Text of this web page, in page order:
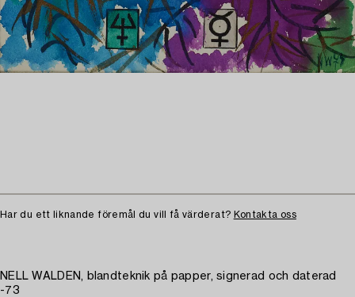
Har du ett liknande föremål du vill få värderat? Kontakta oss
NELL WALDEN, blandteknik på papper, signerad och daterad
-73